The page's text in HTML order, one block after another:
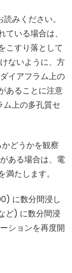
みください。
いる場合は、
こすり落として
ないように、方
イアフラム上の
あることに注意
ム上の多孔質セ
どうかを観察
ある場合は、電
たします。
に数分間浸し
ど) に数分間浸
ションを再度開